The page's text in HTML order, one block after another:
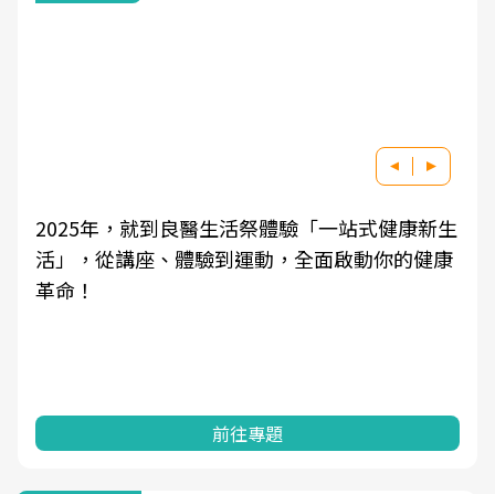
2025年，就到良醫生活祭體驗「一站式健康新生
活」，從講座、體驗到運動，全面啟動你的健康
革命！
前往專題